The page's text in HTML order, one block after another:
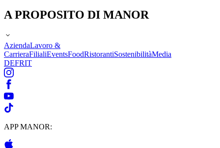
A PROPOSITO DI MANOR
AziendaLavoro &
CarrieraFilialiEventsFoodRistorantiSostenibilitàMedia
DEFRIT
APP MANOR: